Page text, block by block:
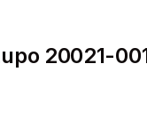
20021-